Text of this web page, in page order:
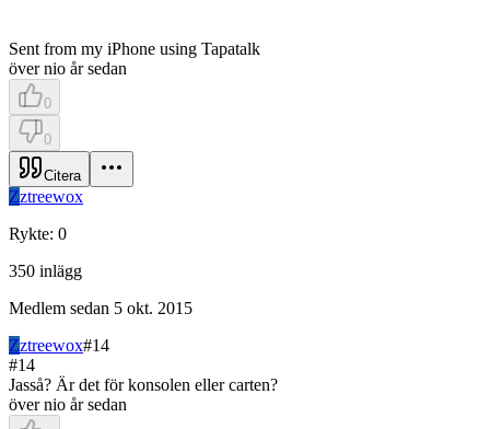
Sent from my iPhone using Tapatalk
över nio år sedan
0
0
Citera
Zztreewox
Rykte: 0
350 inlägg
Medlem sedan 5 okt. 2015
Zztreewox#14
#14
Jasså? Är det för konsolen eller carten?
över nio år sedan